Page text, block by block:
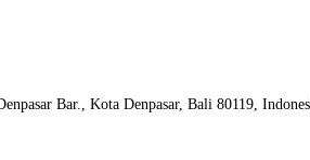
Bar., Kota Denpasar, Bali 80119,